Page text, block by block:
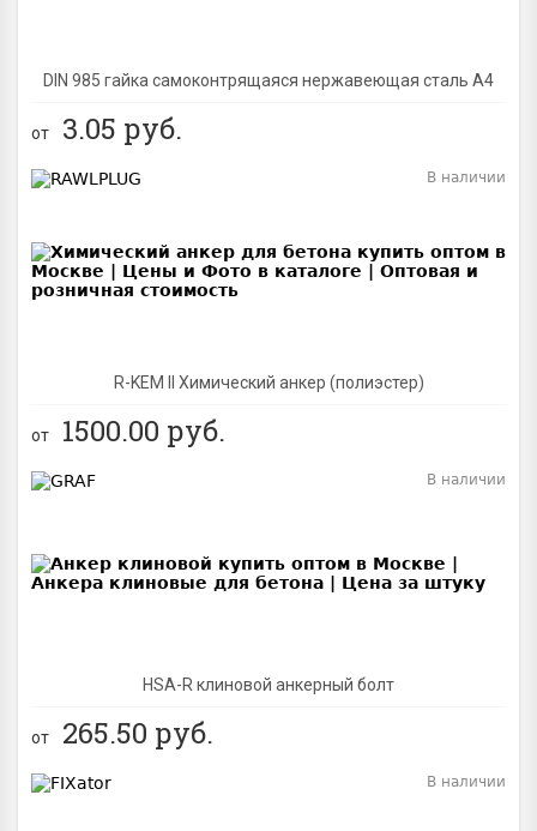
DIN 985 гайка самоконтрящаяся нержавеющая сталь A4
от 3.05 руб.
R-KEM II Химический анкер (полиэстер)
В наличии
от 1500.00 руб.
HSA-R клиновой анкерный болт
В наличии
от 265.50 руб.
В наличии